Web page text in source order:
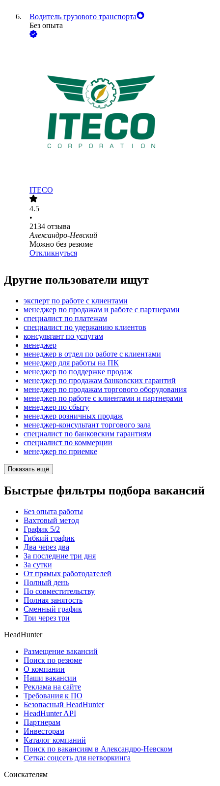
Водитель грузового транспорта
Без опыта
ITECO
4.5
•
2134 отзыва
Александро-Невский
Можно без резюме
Откликнуться
Другие пользователи ищут
эксперт по работе с клиентами
менеджер по продажам и работе с партнерами
специалист по платежам
специалист по удержанию клиентов
консультант по услугам
менеджер
менеджер в отдел по работе с клиентами
менеджер для работы на ПК
менеджер по поддержке продаж
менеджер по продажам банковских гарантий
менеджер по продажам торгового оборудования
менеджер по работе с клиентами и партнерами
менеджер по сбыту
менеджер розничных продаж
менеджер-консультант торгового зала
специалист по банковским гарантиям
специалист по коммерции
менеджер по приемке
Показать ещё
Быстрые фильтры подбора вакансий
Без опыта работы
Вахтовый метод
График 5/2
Гибкий график
Два через два
За последние три дня
За сутки
От прямых работодателей
Полный день
По совместительству
Полная занятость
Сменный график
Три через три
HeadHunter
Размещение вакансий
Поиск по резюме
О компании
Наши вакансии
Реклама на сайте
Требования к ПО
Безопасный HeadHunter
HeadHunter API
Партнерам
Инвесторам
Каталог компаний
Поиск по вакансиям в Александро-Невском
Сетка: соцсеть для нетворкинга
Соискателям